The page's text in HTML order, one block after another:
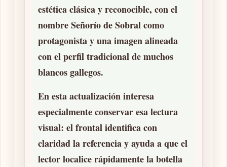
estética clásica y reconocible, con el
nombreSeñorío de Sobralcomo
protagonista y una imagen alineada
con el perfil tradicional de muchos
blancos gallegos.
En esta actualización interesa
especialmente conservar esa lectura
visual: el frontal identifica con
claridad la referencia y ayuda a que el
lector localice rápidamente la botella